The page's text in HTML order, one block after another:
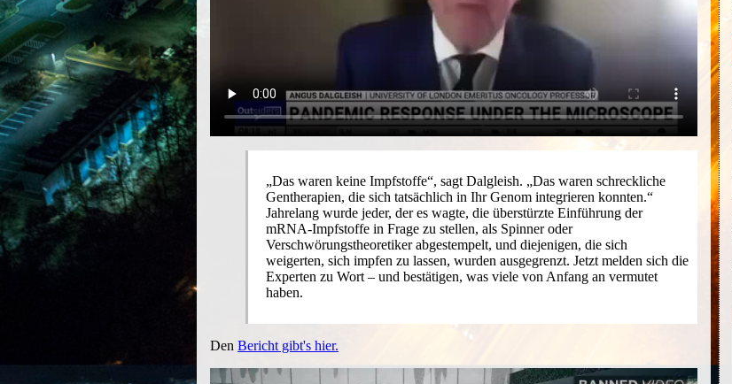
„Das waren keine Impfstoffe“, sagt Dalgleish. „Das waren schreckliche
Gentherapien, die sich tatsächlich in Ihr Genom integrieren konnten.“
Jahrelang wurde jeder, der es wagte, die überstürzte Einführung der
mRNA-Impfstoffe in Frage zu stellen, als Spinner oder
Verschwörungstheoretiker abgestempelt, und diejenigen, die sich
weigerten, sich impfen zu lassen, wurden ausgegrenzt. Jetzt melden sich die
Experten zu Wort – und bestätigen, was viele von Anfang an vermutet
haben.
Den Bericht gibt's hier.